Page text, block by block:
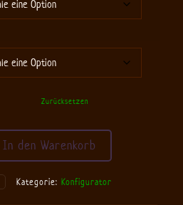
Zurücksetzen
In den Warenkorb
Kategorie: Konfigurator